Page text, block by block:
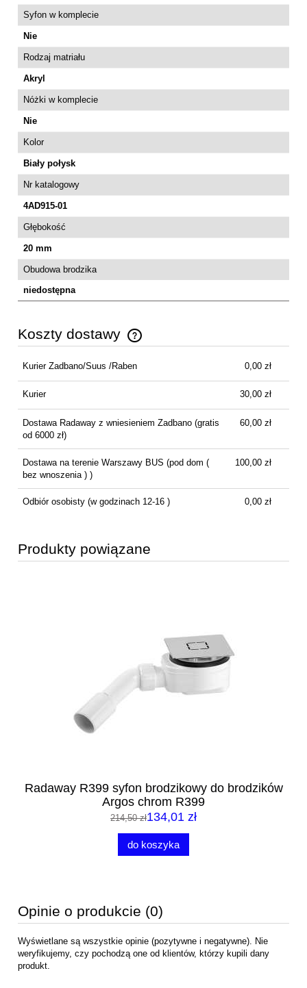
Syfon w komplecie
Nie
Rodzaj matriału
Akryl
Nóżki w komplecie
Nie
Kolor
Biały połysk
Nr katalogowy
4AD915-01
Głębokość
20 mm
Obudowa brodzika
niedostępna
Koszty dostawy
Cena nie zawiera ewentualnych kosztów płatności
Kurier Zadbano/Suus /Raben 0,00 zł
Kurier 30,00 zł
Dostawa Radaway z wniesieniem Zadbano(gratis
od 6000 zł)
60,00 zł
Dostawa na terenie Warszawy BUS (pod dom (
bez wnoszenia ) )
100,00 zł
Odbiór osobisty(w godzinach 12-16 ) 0,00 zł
Produkty powiązane
Radaway R399 syfon brodzikowy do brodzików
Argos chrom R399
214,50 zł134,01 zł
do koszyka
Opinie o produkcie (0)
Wyświetlane są wszystkie opinie (pozytywne i negatywne). Nie
weryfikujemy, czy pochodzą one od klientów, którzy kupili dany
produkt.